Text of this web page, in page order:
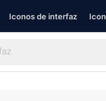
Iconos de interfaz